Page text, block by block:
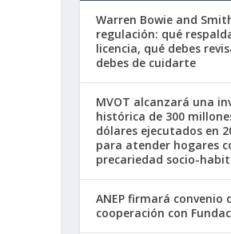
Warren Bowie and
regulación: qué
licencia, qué debes
debes de cuidarte
MVOT alcanzará una
histórica de 300
dólares ejecutados en
para atender hogares
precariedad socio-
ANEP firmará convenio
cooperación con